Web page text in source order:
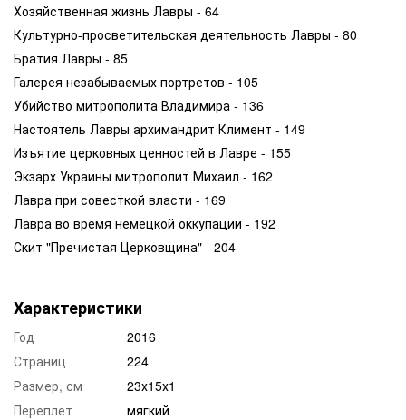
Хозяйственная жизнь Лавры - 64
Культурно-просветительская деятельность Лавры - 80
Братия Лавры - 85
Галерея незабываемых портретов - 105
Убийство митрополита Владимира - 136
Настоятель Лавры архимандрит Климент - 149
Изъятие церковных ценностей в Лавре - 155
Экзарх Украины митрополит Михаил - 162
Лавра при совесткой власти - 169
Лавра во время немецкой оккупации - 192
Скит "Пречистая Церковщина" - 204
Характеристики
Год
2016
Страниц
224
Размер, см
23х15х1
Переплет
мягкий